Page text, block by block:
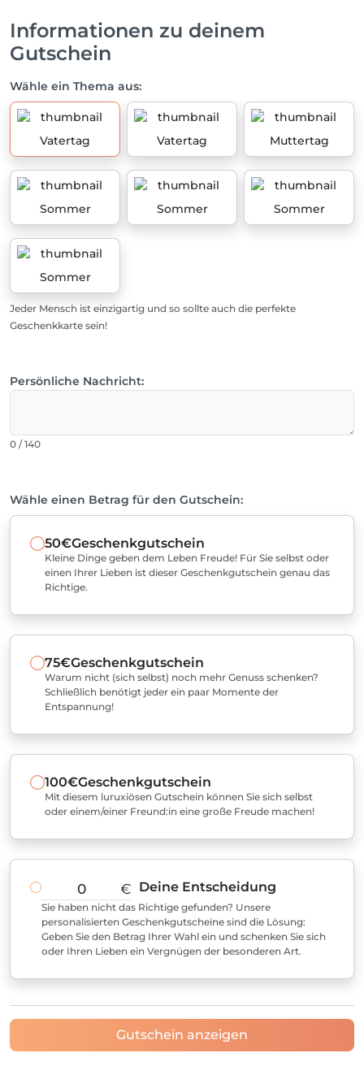
Informationen zu deinem
Gutschein
Wähle ein Thema aus:
Vatertag Vatertag Muttertag
Sommer Sommer Sommer
Sommer
Jeder Mensch ist einzigartig und so sollte auch die perfekte
Geschenkkarte sein!
Persönliche Nachricht:
0 / 140
Wähle einen Betrag für den Gutschein:
50€Geschenkgutschein
Kleine Dinge geben dem Leben Freude! Für Sie selbst oder
einen Ihrer Lieben ist dieser Geschenkgutschein genau das
Richtige.
75€Geschenkgutschein
Warum nicht (sich selbst) noch mehr Genuss schenken?
Schließlich benötigt jeder ein paar Momente der
Entspannung!
100€Geschenkgutschein
Mit diesem luruxiösen Gutschein können Sie sich selbst
oder einem/einer Freund:in eine große Freude machen!
€ Deine Entscheidung
Sie haben nicht das Richtige gefunden? Unsere
personalisierten Geschenkgutscheine sind die Lösung:
Geben Sie den Betrag Ihrer Wahl ein und schenken Sie sich
oder Ihren Lieben ein Vergnügen der besonderen Art.
Gutschein anzeigen